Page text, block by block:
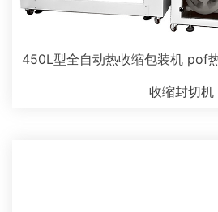
450L型全自动热收缩包装机 pof
收缩封切机